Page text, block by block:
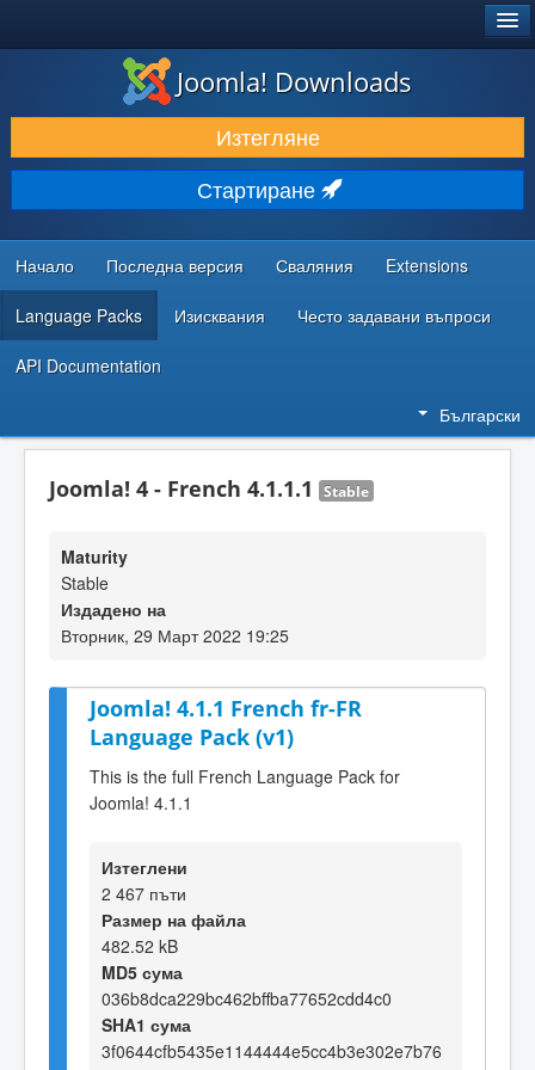
ИЗТЕГЛЯНЕ & РАЗШИРЯВАНЕ
ОТКРИВАЙТЕ & УЧЕТЕ
ОБЩНОСТ & ПОДДРЪЖКА
РЕСУРСИ ЗА РАЗРАБОТКА
Joomla! Downloads
Изтегляне
Стартиране
Начало Последна версия Сваляния Extensions
Language Packs Изисквания Често задавани въпроси
API Documentation
Български
Joomla! 4 - French 4.1.1.1 Stable
Maturity
Stable
Издадено на
Вторник, 29 Март 2022 19:25
Joomla! 4.1.1 French fr-FR
Language Pack (v1)
This is the full French Language Pack for
Joomla! 4.1.1
Изтеглени
2 467 пъти
Размер на файла
482.52 kB
MD5 сума
036b8dca229bc462bffba77652cdd4c0
SHA1 сума
3f0644cfb5435e1144444e5cc4b3e302e7b76